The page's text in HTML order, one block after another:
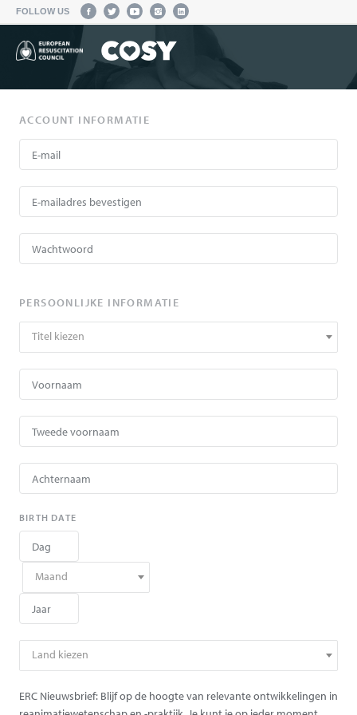
FOLLOW US
ACCOUNT INFORMATIE
PERSOONLIJKE INFORMATIE
Titel kiezen
BIRTH DATE
Maand
Land kiezen
ERC Nieuwsbrief: Blijf op de hoogte van relevante ontwikkelingen in